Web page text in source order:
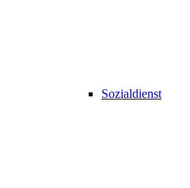
Sozialdienst